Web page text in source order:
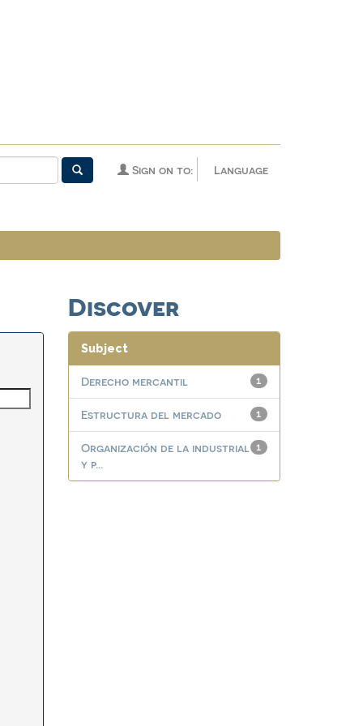
Language
Sign on to:
Discover
Subject
1
Derecho mercantil
1
Estructura del mercado
1
Organización de la industrial
y p...